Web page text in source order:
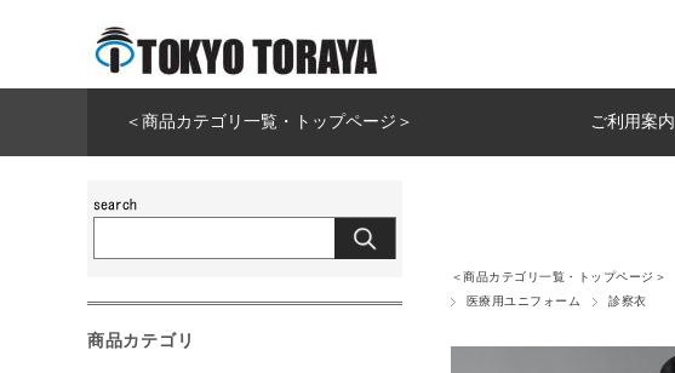
＜商品カテゴリ一覧・トップページ＞ ご利用案内
＜商品カテゴリ一覧・トップページ＞
医療用ユニフォーム
診察衣
商品カテゴリ